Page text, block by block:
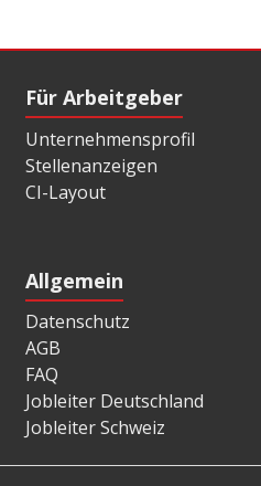
Für Arbeitgeber
Unternehmensprofil
Stellenanzeigen
CI-Layout
Allgemein
Datenschutz
AGB
FAQ
Jobleiter Deutschland
Jobleiter Schweiz